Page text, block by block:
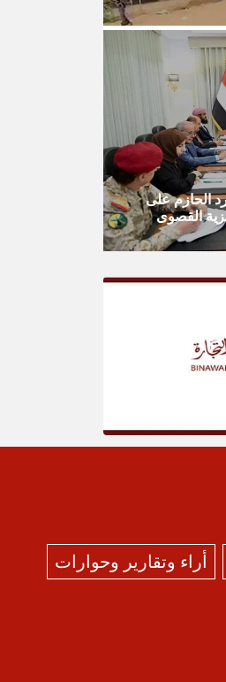
الحازم على
القصوى
أراء وتقارير وحوارات